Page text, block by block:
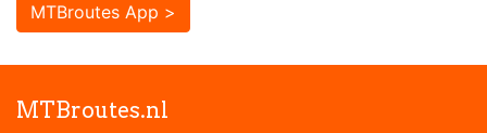
MTBroutes App >
MTBroutes.nl